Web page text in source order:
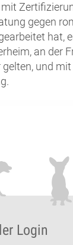
gegen
hat,
an der
und mit
Login